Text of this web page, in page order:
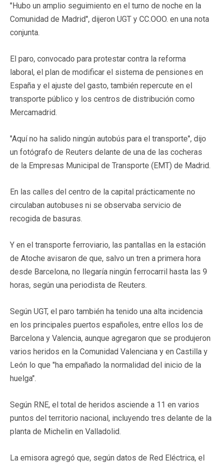
"Hubo un amplio seguimiento en el turno de noche en la
Comunidad de Madrid", dijeron UGT y CC.OOO. en una nota
conjunta.
El paro, convocado para protestar contra la reforma
laboral, el plan de modificar el sistema de pensiones en
España y el ajuste del gasto, también repercute en el
transporte público y los centros de distribución como
Mercamadrid.
"Aquí no ha salido ningún autobús para el transporte", dijo
un fotógrafo de Reuters delante de una de las cocheras
de la Empresas Municipal de Transporte (EMT) de Madrid.
En las calles del centro de la capital prácticamente no
circulaban autobuses ni se observaba servicio de
recogida de basuras.
Y en el transporte ferroviario, las pantallas en la estación
de Atoche avisaron de que, salvo un tren a primera hora
desde Barcelona, no llegaría ningún ferrocarril hasta las 9
horas, según una periodista de Reuters.
Según UGT, el paro también ha tenido una alta incidencia
en los principales puertos españoles, entre ellos los de
Barcelona y Valencia, aunque agregaron que se produjeron
varios heridos en la Comunidad Valenciana y en Castilla y
León lo que "ha empañado la normalidad del inicio de la
huelga".
Según RNE, el total de heridos asciende a 11 en varios
puntos del territorio nacional, incluyendo tres delante de la
planta de Michelin en Valladolid.
La emisora agregó que, según datos de Red Eléctrica, el